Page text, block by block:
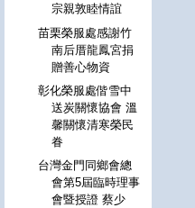
宗親敦睦情誼
苗栗榮服處感謝竹
南后厝龍鳳宮捐
贈善心物資
彰化榮服處偕雪中
送炭關懷協會 溫
馨關懷清寒榮民
眷
台灣金門同鄉會總
會第5屆臨時理事
會暨授證 蔡少